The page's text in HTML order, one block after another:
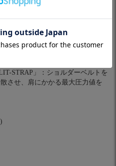
も、重量2.8kgと軽量化を実現
トの口が大きく開く為、ボール1
ズ
レートすることにより、クラブの
STRAP」：ショルダーベルトを
させ、肩にかかる最大圧力値を